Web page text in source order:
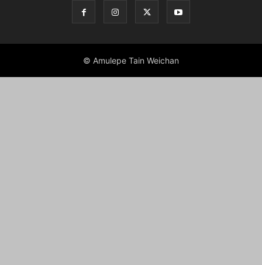
© Amulepe Tain Weichan